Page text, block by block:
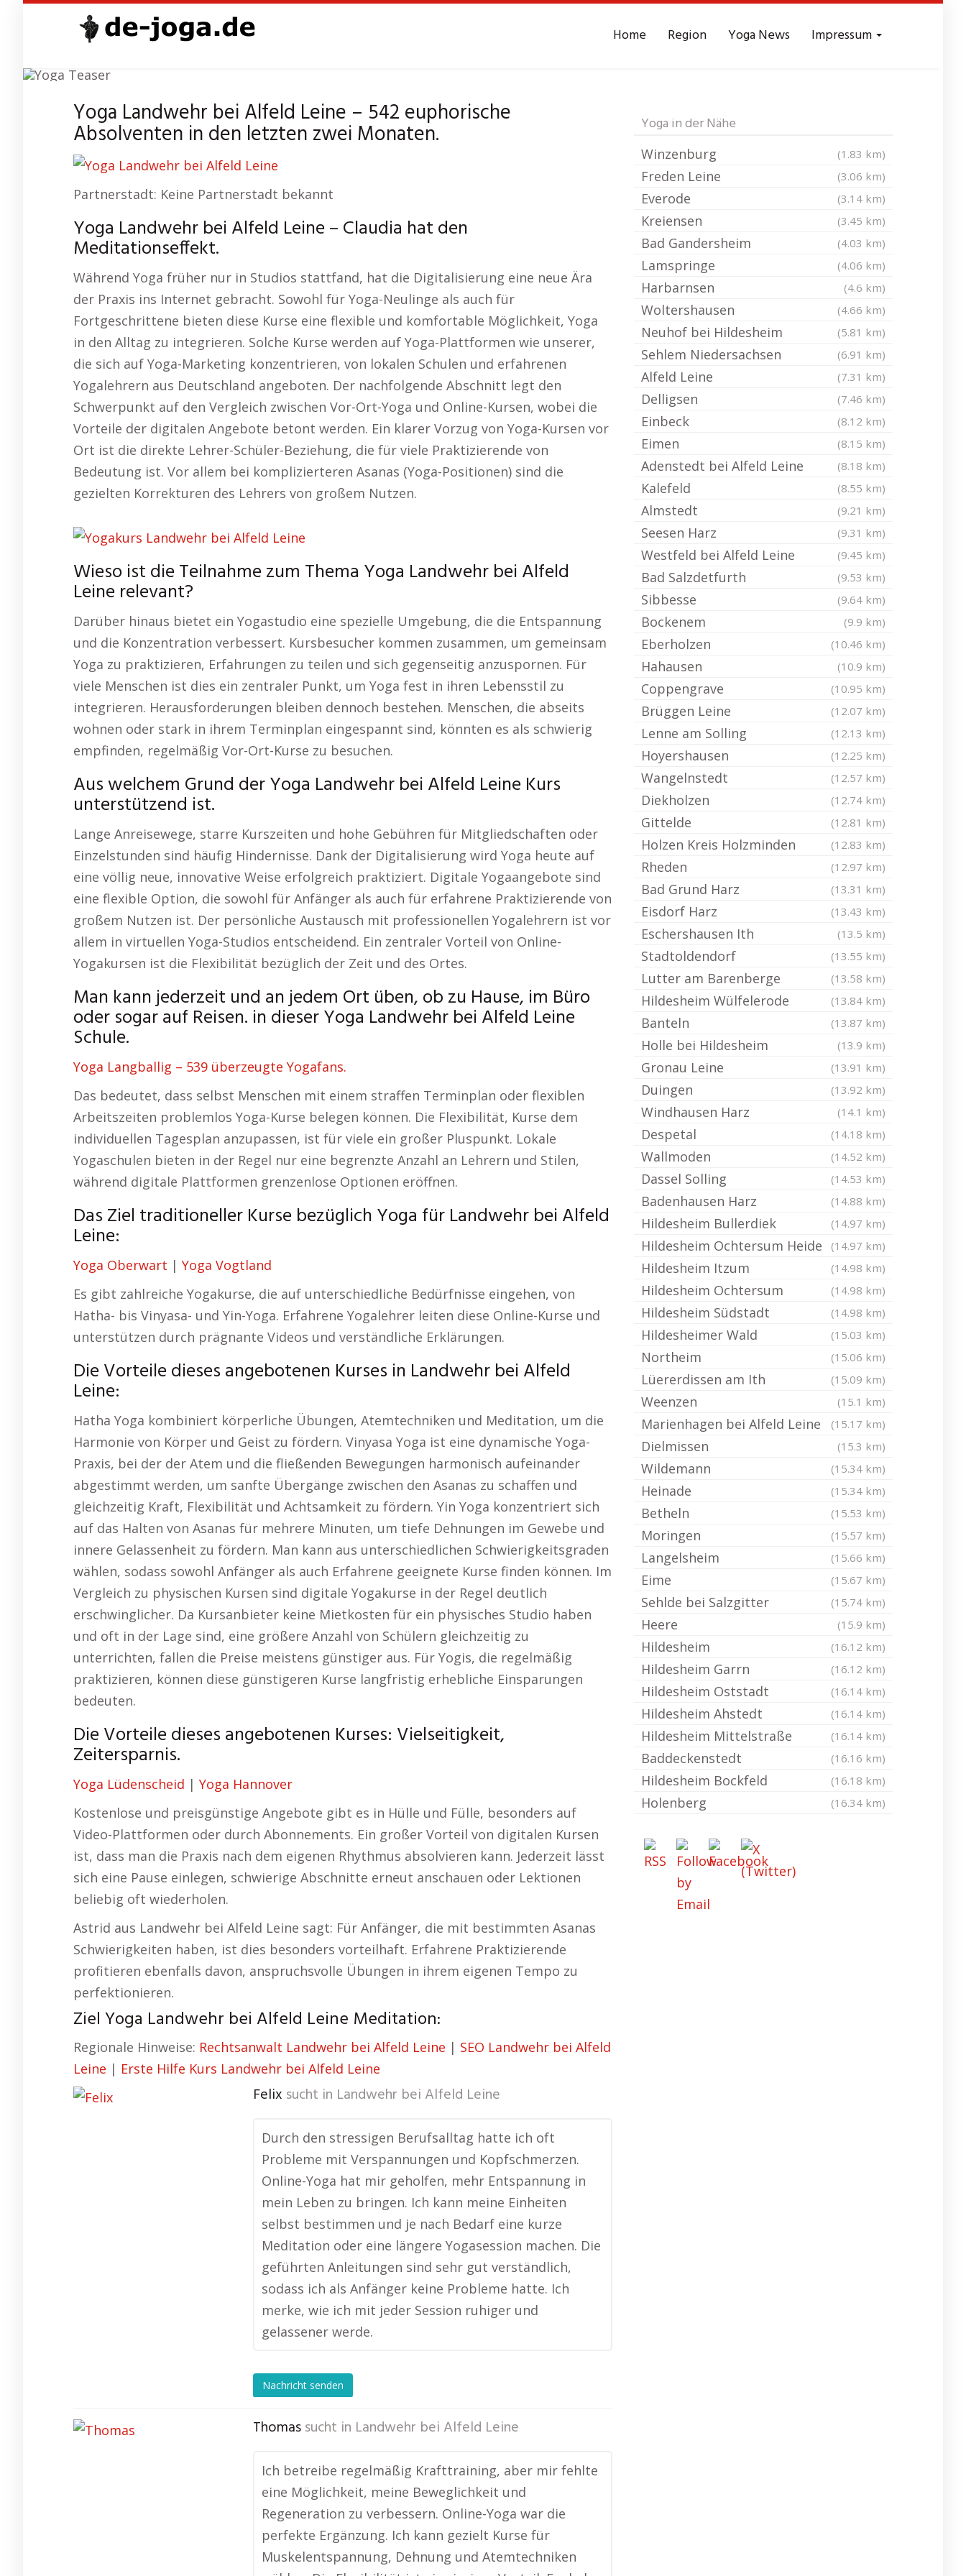
content
Home Region Yoga News Impressum
Yoga Landwehr bei Alfeld Leine
Yoga Landwehr bei Alfeld Leine – 542 euphorische
Absolventen in den letzten zwei Monaten.
Partnerstadt: Keine Partnerstadt bekannt
Yoga Landwehr bei Alfeld Leine – Claudia hat den
Meditationseffekt.
Während Yoga früher nur in Studios stattfand, hat die Digitalisierung eine neue Ära
der Praxis ins Internet gebracht. Sowohl für Yoga-Neulinge als auch für
Fortgeschrittene bieten diese Kurse eine flexible und komfortable Möglichkeit, Yoga
in den Alltag zu integrieren. Solche Kurse werden auf Yoga-Plattformen wie unserer,
die sich auf Yoga-Marketing konzentrieren, von lokalen Schulen und erfahrenen
Yogalehrern aus Deutschland angeboten. Der nachfolgende Abschnitt legt den
Schwerpunkt auf den Vergleich zwischen Vor-Ort-Yoga und Online-Kursen, wobei die
Vorteile der digitalen Angebote betont werden. Ein klarer Vorzug von Yoga-Kursen vor
Ort ist die direkte Lehrer-Schüler-Beziehung, die für viele Praktizierende von
Bedeutung ist. Vor allem bei komplizierteren Asanas (Yoga-Positionen) sind die
gezielten Korrekturen des Lehrers von großem Nutzen.
Wieso ist die Teilnahme zum Thema Yoga Landwehr bei Alfeld
Leine relevant?
Darüber hinaus bietet ein Yogastudio eine spezielle Umgebung, die die Entspannung
und die Konzentration verbessert. Kursbesucher kommen zusammen, um gemeinsam
Yoga zu praktizieren, Erfahrungen zu teilen und sich gegenseitig anzuspornen. Für
viele Menschen ist dies ein zentraler Punkt, um Yoga fest in ihren Lebensstil zu
integrieren. Herausforderungen bleiben dennoch bestehen. Menschen, die abseits
wohnen oder stark in ihrem Terminplan eingespannt sind, könnten es als schwierig
empfinden, regelmäßig Vor-Ort-Kurse zu besuchen.
Aus welchem Grund der Yoga Landwehr bei Alfeld Leine Kurs
unterstützend ist.
Lange Anreisewege, starre Kurszeiten und hohe Gebühren für Mitgliedschaften oder
Einzelstunden sind häufig Hindernisse. Dank der Digitalisierung wird Yoga heute auf
eine völlig neue, innovative Weise erfolgreich praktiziert. Digitale Yogaangebote sind
eine flexible Option, die sowohl für Anfänger als auch für erfahrene Praktizierende von
großem Nutzen ist. Der persönliche Austausch mit professionellen Yogalehrern ist vor
allem in virtuellen Yoga-Studios entscheidend. Ein zentraler Vorteil von Online-
Yogakursen ist die Flexibilität bezüglich der Zeit und des Ortes.
Man kann jederzeit und an jedem Ort üben, ob zu Hause, im Büro
oder sogar auf Reisen. in dieser Yoga Landwehr bei Alfeld Leine
Schule.
Yoga Langballig – 539 überzeugte Yogafans.
Das bedeutet, dass selbst Menschen mit einem straffen Terminplan oder flexiblen
Arbeitszeiten problemlos Yoga-Kurse belegen können. Die Flexibilität, Kurse dem
individuellen Tagesplan anzupassen, ist für viele ein großer Pluspunkt. Lokale
Yogaschulen bieten in der Regel nur eine begrenzte Anzahl an Lehrern und Stilen,
während digitale Plattformen grenzenlose Optionen eröffnen.
Das Ziel traditioneller Kurse bezüglich Yoga für Landwehr bei Alfeld
Leine:
Yoga Oberwart | Yoga Vogtland
Es gibt zahlreiche Yogakurse, die auf unterschiedliche Bedürfnisse eingehen, von
Hatha- bis Vinyasa- und Yin-Yoga. Erfahrene Yogalehrer leiten diese Online-Kurse und
unterstützen durch prägnante Videos und verständliche Erklärungen.
Die Vorteile dieses angebotenen Kurses in Landwehr bei Alfeld
Leine:
Hatha Yoga kombiniert körperliche Übungen, Atemtechniken und Meditation, um die
Harmonie von Körper und Geist zu fördern. Vinyasa Yoga ist eine dynamische Yoga-
Praxis, bei der der Atem und die fließenden Bewegungen harmonisch aufeinander
abgestimmt werden, um sanfte Übergänge zwischen den Asanas zu schaffen und
gleichzeitig Kraft, Flexibilität und Achtsamkeit zu fördern. Yin Yoga konzentriert sich
auf das Halten von Asanas für mehrere Minuten, um tiefe Dehnungen im Gewebe und
innere Gelassenheit zu fördern. Man kann aus unterschiedlichen Schwierigkeitsgraden
wählen, sodass sowohl Anfänger als auch Erfahrene geeignete Kurse finden können. Im
Vergleich zu physischen Kursen sind digitale Yogakurse in der Regel deutlich
erschwinglicher. Da Kursanbieter keine Mietkosten für ein physisches Studio haben
und oft in der Lage sind, eine größere Anzahl von Schülern gleichzeitig zu
unterrichten, fallen die Preise meistens günstiger aus. Für Yogis, die regelmäßig
praktizieren, können diese günstigeren Kurse langfristig erhebliche Einsparungen
bedeuten.
Die Vorteile dieses angebotenen Kurses: Vielseitigkeit,
Zeitersparnis.
Yoga Lüdenscheid | Yoga Hannover
Kostenlose und preisgünstige Angebote gibt es in Hülle und Fülle, besonders auf
Video-Plattformen oder durch Abonnements. Ein großer Vorteil von digitalen Kursen
ist, dass man die Praxis nach dem eigenen Rhythmus absolvieren kann. Jederzeit lässt
sich eine Pause einlegen, schwierige Abschnitte erneut anschauen oder Lektionen
beliebig oft wiederholen.
Astrid aus Landwehr bei Alfeld Leine sagt: Für Anfänger, die mit bestimmten Asanas
Schwierigkeiten haben, ist dies besonders vorteilhaft. Erfahrene Praktizierende
profitieren ebenfalls davon, anspruchsvolle Übungen in ihrem eigenen Tempo zu
perfektionieren.
Ziel Yoga Landwehr bei Alfeld Leine Meditation:
Regionale Hinweise: Rechtsanwalt Landwehr bei Alfeld Leine | SEO Landwehr bei Alfeld
Leine | Erste Hilfe Kurs Landwehr bei Alfeld Leine
Felix sucht in Landwehr bei Alfeld Leine
Durch den stressigen Berufsalltag hatte ich oft
Probleme mit Verspannungen und Kopfschmerzen.
Online-Yoga hat mir geholfen, mehr Entspannung in
mein Leben zu bringen. Ich kann meine Einheiten
selbst bestimmen und je nach Bedarf eine kurze
Meditation oder eine längere Yogasession machen. Die
geführten Anleitungen sind sehr gut verständlich,
sodass ich als Anfänger keine Probleme hatte. Ich
merke, wie ich mit jeder Session ruhiger und
gelassener werde.
Nachricht senden
Thomassucht in Landwehr bei Alfeld Leine
Ich betreibe regelmäßig Krafttraining, aber mir fehlte
eine Möglichkeit, meine Beweglichkeit und
Regeneration zu verbessern. Online-Yoga war die
perfekte Ergänzung. Ich kann gezielt Kurse für
Muskelentspannung, Dehnung und Atemtechniken
Yoga in der Nähe
Winzenburg (1.83 km)
Freden Leine (3.06 km)
Everode (3.14 km)
Kreiensen (3.45 km)
Bad Gandersheim (4.03 km)
Lamspringe (4.06 km)
Harbarnsen (4.6 km)
Woltershausen (4.66 km)
Neuhof bei Hildesheim (5.81 km)
Sehlem Niedersachsen (6.91 km)
Alfeld Leine (7.31 km)
Delligsen (7.46 km)
Einbeck (8.12 km)
Eimen (8.15 km)
Adenstedt bei Alfeld Leine (8.18 km)
Kalefeld (8.55 km)
Almstedt (9.21 km)
Seesen Harz (9.31 km)
Westfeld bei Alfeld Leine (9.45 km)
Bad Salzdetfurth (9.53 km)
Sibbesse (9.64 km)
Bockenem (9.9 km)
Eberholzen (10.46 km)
Hahausen (10.9 km)
Coppengrave (10.95 km)
Brüggen Leine (12.07 km)
Lenne am Solling (12.13 km)
Hoyershausen (12.25 km)
Wangelnstedt (12.57 km)
Diekholzen (12.74 km)
Gittelde (12.81 km)
Holzen Kreis Holzminden (12.83 km)
Rheden (12.97 km)
Bad Grund Harz (13.31 km)
Eisdorf Harz (13.43 km)
Eschershausen Ith (13.5 km)
Stadtoldendorf (13.55 km)
Lutter am Barenberge (13.58 km)
Hildesheim Wülfelerode (13.84 km)
Banteln (13.87 km)
Holle bei Hildesheim (13.9 km)
Gronau Leine (13.91 km)
Duingen (13.92 km)
Windhausen Harz (14.1 km)
Despetal (14.18 km)
Wallmoden (14.52 km)
Dassel Solling (14.53 km)
Badenhausen Harz (14.88 km)
Hildesheim Bullerdiek (14.97 km)
Hildesheim Ochtersum Heide (14.97 km)
Hildesheim Itzum (14.98 km)
Hildesheim Ochtersum (14.98 km)
Hildesheim Südstadt (14.98 km)
Hildesheimer Wald (15.03 km)
Northeim (15.06 km)
Lüererdissen am Ith (15.09 km)
Weenzen (15.1 km)
Marienhagen bei Alfeld Leine (15.17 km)
Dielmissen (15.3 km)
Wildemann (15.34 km)
Heinade (15.34 km)
Betheln (15.53 km)
Moringen (15.57 km)
Langelsheim (15.66 km)
Eime (15.67 km)
Sehlde bei Salzgitter (15.74 km)
Heere (15.9 km)
Hildesheim (16.12 km)
Hildesheim Garrn (16.12 km)
Hildesheim Oststadt (16.14 km)
Hildesheim Ahstedt (16.14 km)
Hildesheim Mittelstraße (16.14 km)
Baddeckenstedt (16.16 km)
Hildesheim Bockfeld (16.18 km)
Holenberg (16.34 km)